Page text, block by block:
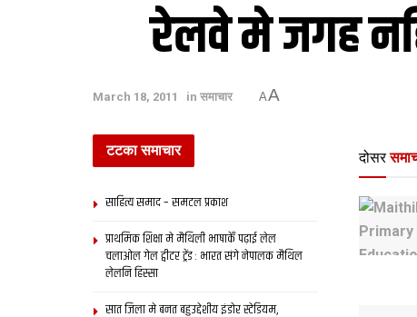
रेलवे मे जगह
March 18, 2011 in समाचार AA
दोसर
टटका समाचार
साहित्य समाद – समटल प्रकाश
प्राथमिक शि‍क्षा मे मैथि‍ली भाषाकेँ पढ़ाई लेल
चलाओल गेल ट्वीटर ट्रेंड : भारत संगे नेपालक मैथिल
लेलनि हिस्सा
सात जिला मे बनत बहुउद्देशीय इंडोर स्‍टेडि‍यम,